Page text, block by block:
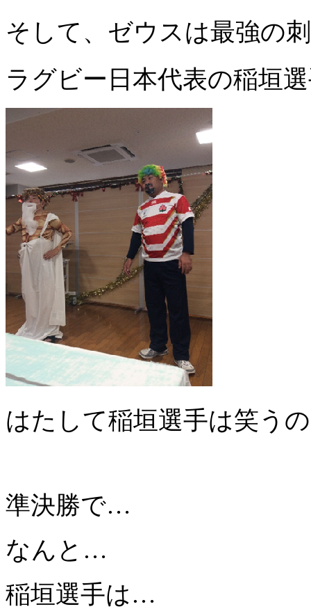
そして、ゼウスは最強の
ラグビー日本代表の稲垣
はたして稲垣選手は笑う
準決勝で…
なんと…
稲垣選手は…